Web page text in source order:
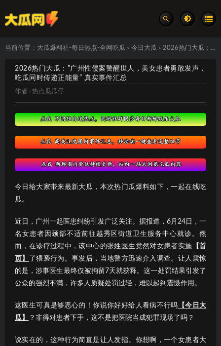
当前位置： 大瓜爆料社-每日热点-全网吃瓜 > 今日大瓜 > 2026热门大瓜：”广州性侵案警醒世人，美女患者勇敢发声，吃瓜同时传递正能量” 真实事件汇总
2026热门大瓜：”广州性侵案警醒世人，美女患者勇敢发声，
吃瓜同时传递正能量” 真实事件汇总
作者 : 热点瓜瓜仔
今日给大家带来最新大瓜，本次热门瓜爆料如下，一起在线吃
瓜。
近日，广州一起医患纠纷引发广泛关注。据报道，6月24日，一
名女患者因颈部不适前往越秀区街道卫生服务中心就诊。然
而，在诊疗过程中，该中心的张姓医生竟然对女患者实施 【首
页】 了猥亵行为。事发后，当地警方迅速介入调查。让人震惊
的是，涉事医生最终仅被拘留7天就获释。这一处罚结果引发了
公众的强烈不满，许多人质疑处罚过轻，难以起到震慑作用。
这医生可真是够恶心的！你说你好好给人看病不行吗 【今日大
瓜】
？非得对患者下手，这不是把医院当成犯罪现场了吗？
说实在的，这种行为简直是让人发指。你想啊，一个女患者大